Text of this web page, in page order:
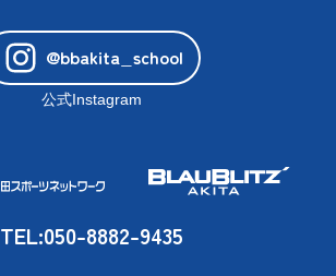
@bbakita_school
公式Instagram
TEL:050-8882-9435